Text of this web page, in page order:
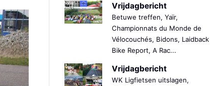
Vrijdagbericht
Betuwe treffen, Yaïr,
Championnats du Monde de
Vélocouchés, Bidons, Laidback
Bike Report, A Rac...
Vrijdagbericht
WK Ligfietsen uitslagen,